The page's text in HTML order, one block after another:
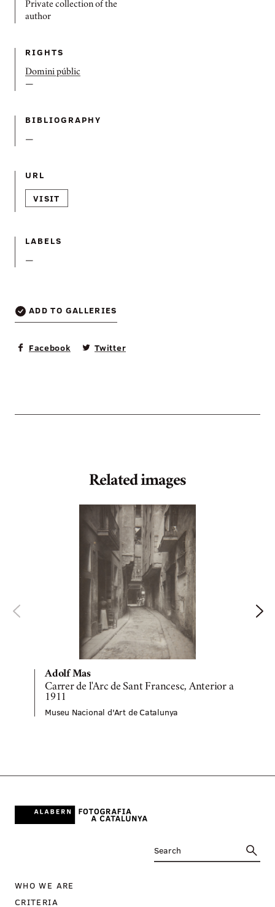
Private collection of the
author
RIGHTS
Domini públic
—
BIBLIOGRAPHY
—
URL
VISIT
LABELS
—
ADD TO GALLERIES
Facebook Twitter
Related images
Adolf Mas
Carrer de l'Arc de Sant Francesc, Anterior a
1911
Museu Nacional d'Art de Catalunya
WHO WE ARE
CRITERIA